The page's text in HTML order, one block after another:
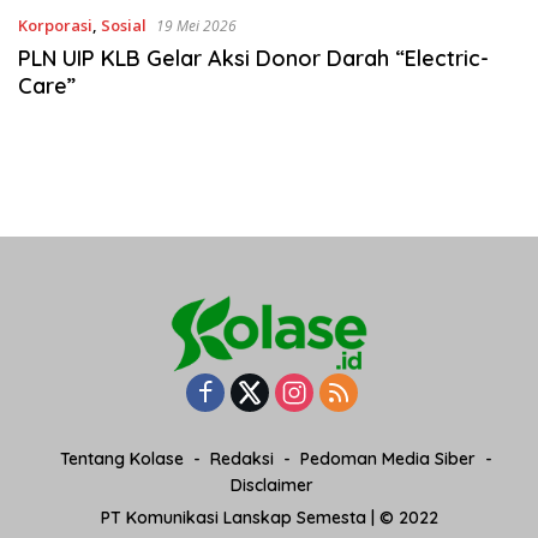
Korporasi, Sosial 19 Mei 2026
PLN UIP KLB Gelar Aksi Donor Darah “Electric-
Care”
Tentang Kolase Redaksi
Pedoman Media Siber
Disclaimer
PT Komunikasi Lanskap Semesta | © 2022